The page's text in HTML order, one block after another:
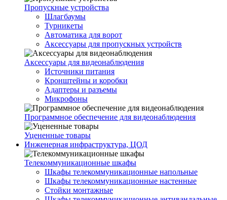
Пропускные устройства
Шлагбаумы
Турникеты
Автоматика для ворот
Аксессуары для пропускных устройств
Аксессуары для видеонаблюдения
Источники питания
Кронштейны и коробки
Адаптеры и разъемы
Микрофоны
Программное обеспечение для видеонаблюдения
Уцененные товары
Инженерная инфраструктура, ЦОД
Телекоммуникационные шкафы
Шкафы телекоммуникационные напольные
Шкафы телекоммуникационные настенные
Стойки монтажные